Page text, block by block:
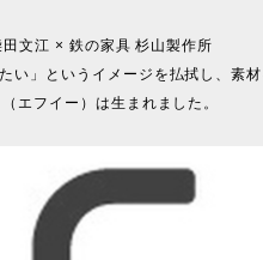
文江 × 鉄の家具 杉山製作所
い」というイメージを払拭し、素
エフイー）は生まれました。